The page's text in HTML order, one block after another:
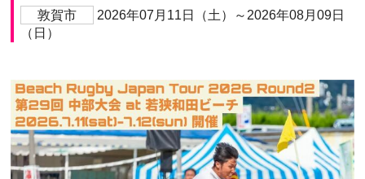
敦賀市
2026年07月11日（土）～2026年08月09日
（日）